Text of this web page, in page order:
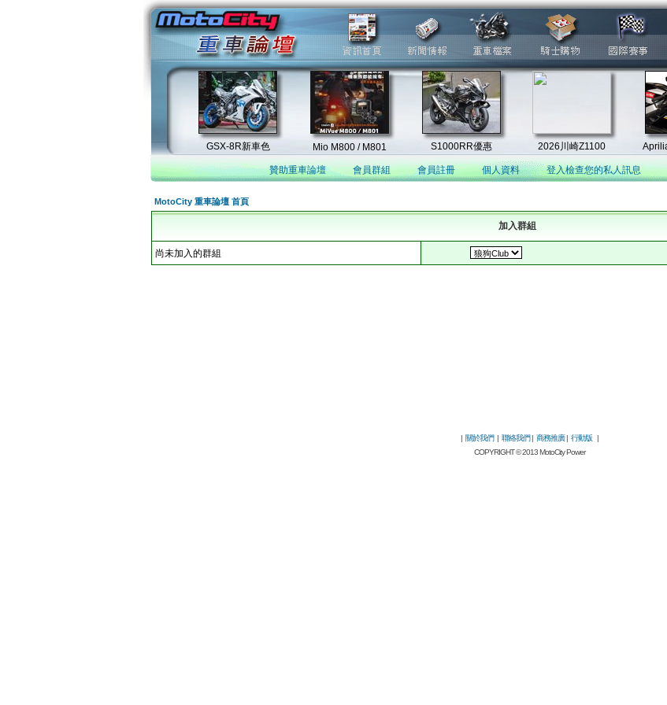
贊助重車論壇 會員群組 會員註冊 個人資料 登入檢查您的私人訊息
MotoCity 重車論壇 首頁
加入群組
尚未加入的群組
| 關於我們| 聯絡我們| 商務推廣| 行動版|
COPYRIGHT © 2013 MotoCity Power